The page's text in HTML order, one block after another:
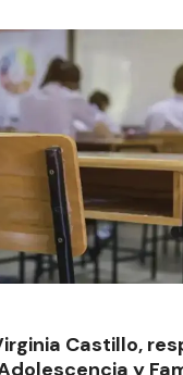
Castillo,
y